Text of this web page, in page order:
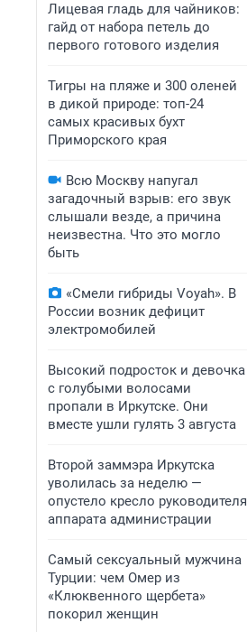
Лицевая гладь для чайников:
гайд от набора петель до
первого готового изделия
Тигры на пляже и 300 оленей
в дикой природе: топ-24
самых красивых бухт
Приморского края
Всю Москву напугал
загадочный взрыв: его звук
слышали везде, а причина
неизвестна. Что это могло
быть
«Смели гибриды Voyah». В
России возник дефицит
электромобилей
Высокий подросток и девочка
с голубыми волосами
пропали в Иркутске. Они
вместе ушли гулять 3 августа
Второй заммэра Иркутска
уволилась за неделю —
опустело кресло руководителя
аппарата администрации
Самый сексуальный мужчина
Турции: чем Омер из
«Клюквенного щербета»
покорил женщин